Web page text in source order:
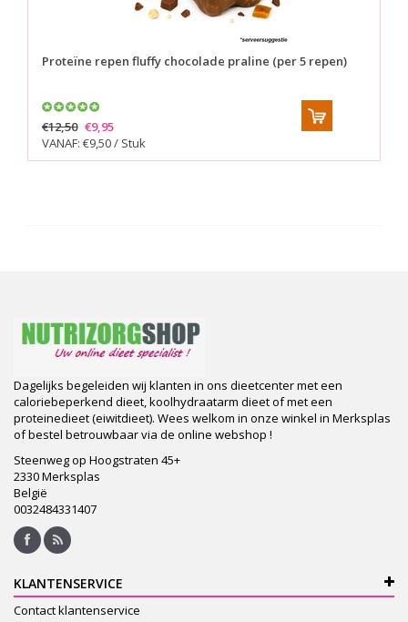
Proteïne repen fluffy chocolade praline (per 5 repen)
€12,50 €9,95
VANAF: €9,50 / Stuk
Dagelijks begeleiden wij klanten in ons dieetcenter met een
caloriebeperkend dieet, koolhydraatarm dieet of met een
proteinedieet (eiwitdieet). Wees welkom in onze winkel in Merksplas
of bestel betrouwbaar via de online webshop !
Steenweg op Hoogstraten 45+
2330 Merksplas
België
0032484331407
KLANTENSERVICE
Contact klantenservice